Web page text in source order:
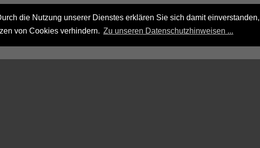
die Nutzung unserer Dienstes erklären Sie sich damit
von Cookies verhindern. Zu unseren Datenschutzhinweisen ...